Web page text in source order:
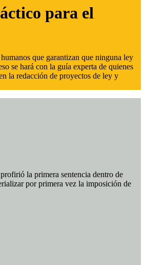
para el
que garantizan que ninguna ley
se hará con la guía experta de quienes
la redacción de proyectos de ley y
la primera sentencia dentro de
por primera vez la imposición de